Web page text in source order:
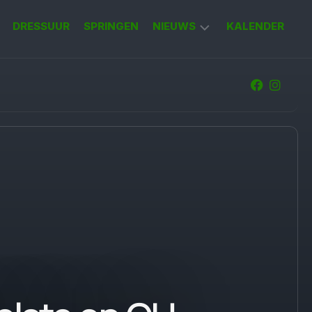
DRESSUUR SPRINGEN NIEUWS KALENDER